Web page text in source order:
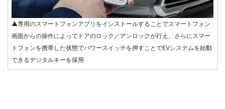
▲専用のスマートフォンアプリをインストールすることでスマートフォン
画面からの操作によってドアのロック／アンロックが行え、さらにスマー
トフォンを携帯した状態でパワースイッチを押すことでEVシステムを始動
できるデジタルキーを採用